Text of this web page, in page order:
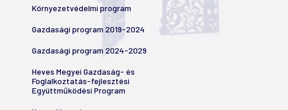
Környezetvédelmi program
Gazdasági program 2019-2024
Gazdasági program 2024-2029
Heves Megyei Gazdaság- és
Foglalkoztatás-fejlesztési
Együttműködési Program